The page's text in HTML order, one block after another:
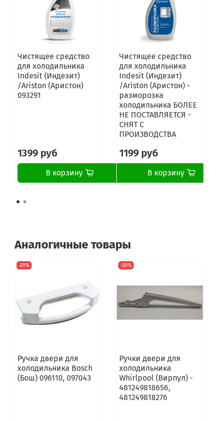
Чистящее средство
для холодильника
Indesit (Индезит)
/Ariston (Аристон)
093291
1399 руб
В корзину
Чистящее средство
для холодильника
Indesit (Индезит)
/Ariston (Аристон) -
разморозка
холодильника БОЛЕЕ
НЕ ПОСТАВЛЯЕТСЯ -
СНЯТ С
ПРОИЗВОДСТВА
1199 руб
В корзину
Аналогичные товары
-29%
Ручка двери для
холодильника Bosch
(Бош) 096110, 097043
-50%
Ручки двери для
холодильника
Whirlpool (Вирпул) -
481249818656,
481249818276